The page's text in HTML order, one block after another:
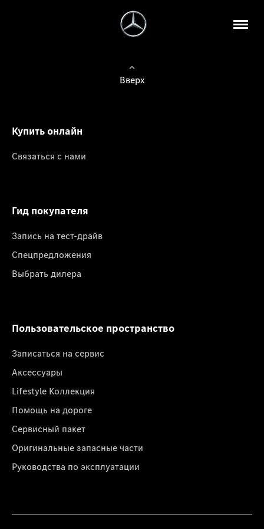
Вверх
Купить онлайн
Связаться с нами
Гид покупателя
Запись на тест-драйв
Спецпредложения
Выбрать дилера
Пользовательское пространство
Записаться на сервис
Аксессуары
Lifestyle Коллекция
Помощь на дороге
Сервисный пакет
Оригинальные запасные части
Руководства по эксплуатации